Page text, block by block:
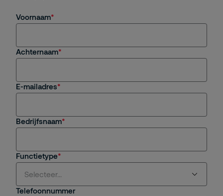
Voornaam
Achternaam
E-mailadres
Bedrijfsnaam
Functietype
Selecteer...
Telefoonnummer